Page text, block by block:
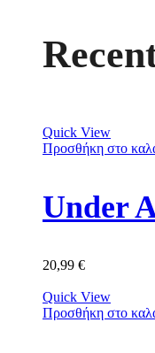
Quick View
Προσθήκη στο
Under
20,99 €
Quick View
Προσθήκη στο